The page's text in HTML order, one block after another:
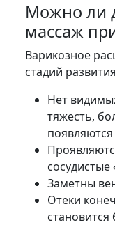
Можно ли
массаж
Варикозное
стадий
Нет
тяжесть,
появляются
сосудистые
Заметны
Отеки
становится